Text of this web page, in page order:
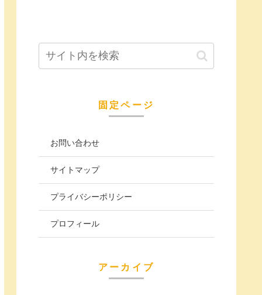
固定ページ
お問い合わせ
サイトマップ
プライバシーポリシー
プロフィール
アーカイブ